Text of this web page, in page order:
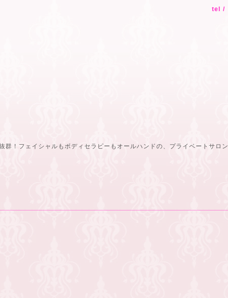
tel /
！フェイシャルもボディセラピーもオールハンドの、プライベートサロン